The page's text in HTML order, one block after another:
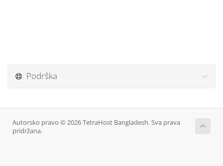
Podrška
Autorsko pravo © 2026 TetraHost Bangladesh. Sva prava
pridržana.